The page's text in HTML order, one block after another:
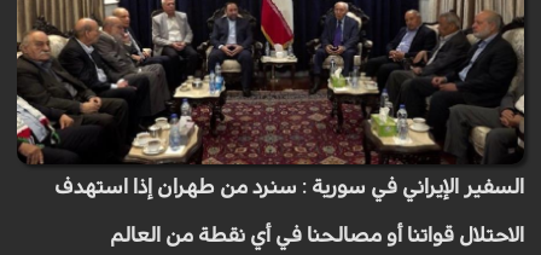
السفير الإيراني في سورية : سنرد من طهران إذا استهدف
الاحتلال قواتنا أو مصالحنا في أي نقطة من العالم